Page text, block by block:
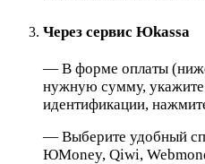
Через сервис Юkassa
— В форме оплаты
нужную сумму,
идентификации,
— Выберите удобный
ЮMoney, Qiwi,